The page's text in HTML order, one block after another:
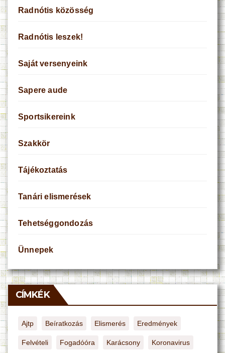
Radnótis közösség
Radnótis leszek!
Saját versenyeink
Sapere aude
Sportsikereink
Szakkör
Tájékoztatás
Tanári elismerések
Tehetséggondozás
Ünnepek
CÍMKÉK
Ajtp Beíratkozás Elismerés Eredmények
Felvételi Fogadóóra Karácsony Koronavirus